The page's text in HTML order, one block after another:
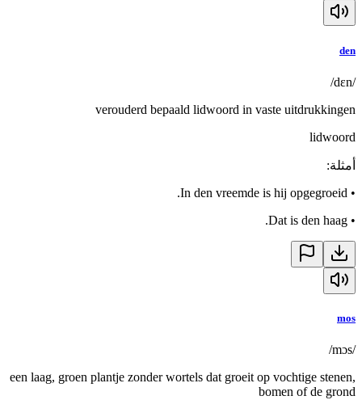
den
/dɛn/
verouderd bepaald lidwoord in vaste uitdrukkingen
lidwoord
أمثلة:
•
In den vreemde is hij opgegroeid.
•
Dat is den haag.
mos
/mɔs/
een laag, groen plantje zonder wortels dat groeit op vochtige stenen,
bomen of de grond